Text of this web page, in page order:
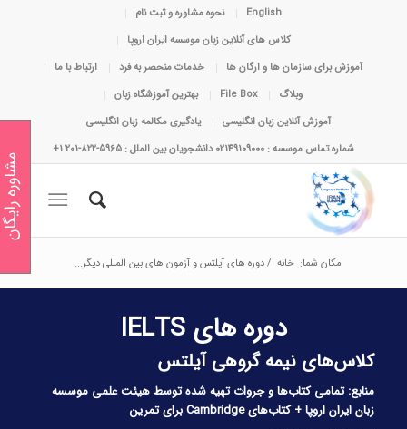
English
نحوه مشاوره و ثبت نام
کلاس های آنلاین زبان موسسه ایران اروپا
آموزش برای سازمان ها و ارگان ها
خدمات منحصر به فرد
ارتباط با ما
وبلاگ
File Box
بهترین آموزشگاه زبان
آموزش آنلاین زبان انگلیسی
یادگیری مکالمه زبان انگلیسی
شماره تماس موسسه : 02149109000 دانشجویان بین الملل : 5965-822-201 1+
مکان شما: خانه /دوره های آیلتس و آزمون های بین المللی دیگر...
دوره‌ های IELTS
کلاس‌های نیمه گروهی آیلتس
منابع: تمامی کتاب‌‎ها و جروات تهیه شده توسط هیئت علمی موسسه
زبان ایران اروپا + کتاب‌های Cambridge برای تمرین